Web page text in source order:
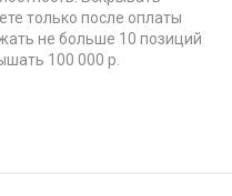
только после оплаты
не больше 10 позиций
100 000 р.